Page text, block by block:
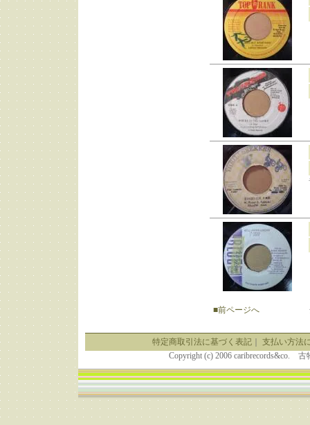
■前ページへ
特定商取引法に基づく表記｜ 支払い方法
Copyright (c) 2006 caribrecords&co.